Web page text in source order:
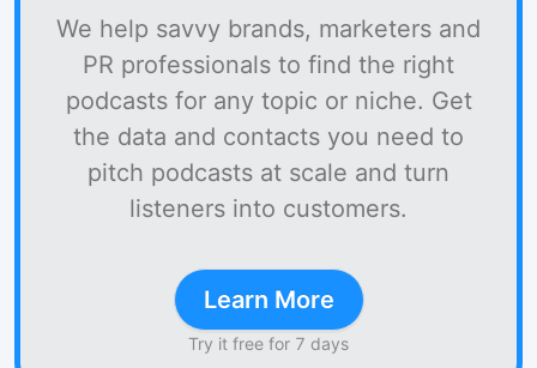
We help savvy brands, marketers and
PR professionals to find the right
podcasts for any topic or niche. Get
the data and contacts you need to
pitch podcasts at scale and turn
listeners into customers.
Learn More
Try it free for 7 days